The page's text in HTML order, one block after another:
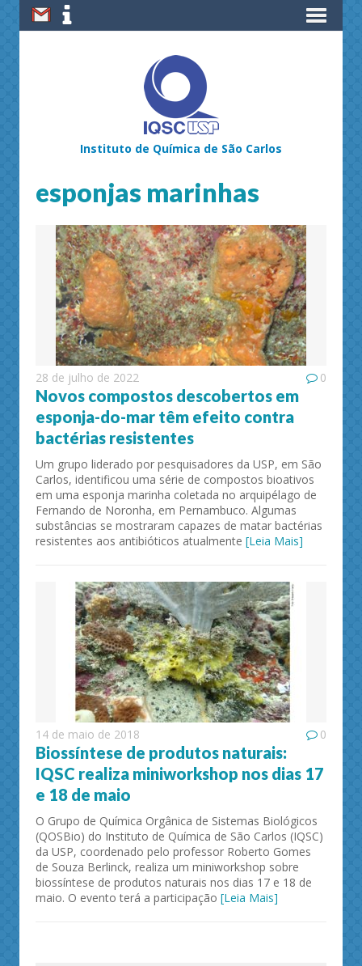
Instituto de Química de São Carlos
esponjas marinhas
28 de julho de 2022 0
Novos compostos descobertos em
esponja-do-mar têm efeito contra
bactérias resistentes
Um grupo liderado por pesquisadores da USP, em São
Carlos, identificou uma série de compostos bioativos
em uma esponja marinha coletada no arquipélago de
Fernando de Noronha, em Pernambuco. Algumas
substâncias se mostraram capazes de matar bactérias
resistentes aos antibióticos atualmente [Leia Mais]
14 de maio de 2018 0
Biossíntese de produtos naturais:
IQSC realiza miniworkshop nos dias 17
e 18 de maio
O Grupo de Química Orgânica de Sistemas Biológicos
(QOSBio) do Instituto de Química de São Carlos (IQSC)
da USP, coordenado pelo professor Roberto Gomes
de Souza Berlinck, realiza um miniworkshop sobre
biossíntese de produtos naturais nos dias 17 e 18 de
maio. O evento terá a participação [Leia Mais]